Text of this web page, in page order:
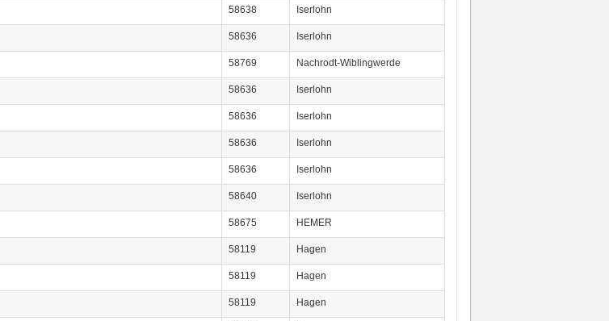
58638 Iserlohn
58636 Iserlohn
58769 Nachrodt-Wiblingwerde
58636 Iserlohn
58636 Iserlohn
58636 Iserlohn
58636 Iserlohn
58640 Iserlohn
58675 HEMER
58119 Hagen
58119 Hagen
58119 Hagen